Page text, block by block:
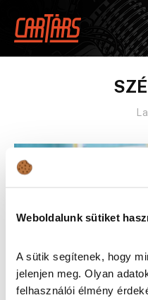
Weboldalunk sütiket
A sütik segítenek, hogy
jelenjen meg. Olyan
felhasználói élmény